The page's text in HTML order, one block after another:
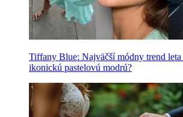
Tiffany Blue: Najväčší módny trend
ikonickú pastelovú modrú?